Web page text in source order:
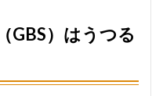
GBS）はうつる